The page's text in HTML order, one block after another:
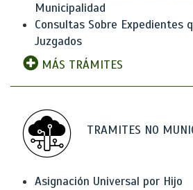
Municipalidad
Consultas Sobre Expedientes
Juzgados
MÁS TRÁMITES
TRAMITES NO
Asignación Universal por Hijo